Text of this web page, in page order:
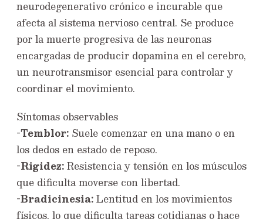
neurodegenerativo crónico e incurable que
afecta al sistema nervioso central. Se produce
por la muerte progresiva de las neuronas
encargadas de producir dopamina en el cerebro,
un neurotransmisor esencial para controlar y
coordinar el movimiento.
Síntomas observables
-Temblor: Suele comenzar en una mano o en
los dedos en estado de reposo.
-Rigidez:Resistencia y tensión en los músculos
que dificulta moverse con libertad.
-Bradicinesia:Lentitud en los movimientos
físicos, lo que dificulta tareas cotidianas o hace